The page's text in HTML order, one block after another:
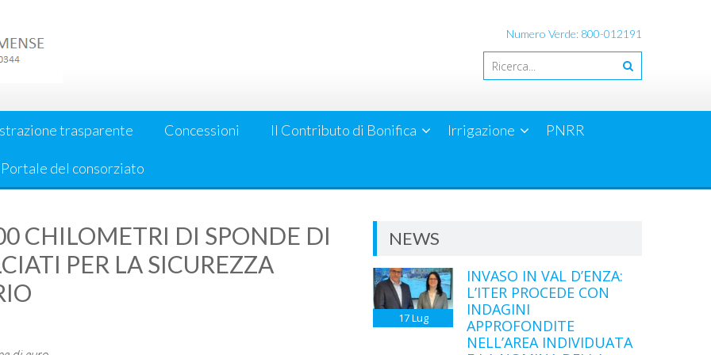
Numero Verde: 800-012191
trasparente Concessioni Il Contributo di Bonifica Irrigazione PNRR
del consorziato
CHILOMETRI DI SPONDE DI
PER LA SICUREZZA
NEWS
17Lug
INVASO IN VAL D’ENZA:
L’ITER PROCEDE CON
INDAGINI
APPROFONDITE
NELL’AREA INDIVIDUATA